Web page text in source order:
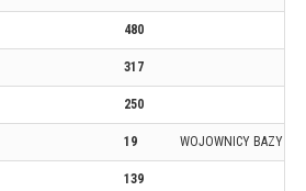
480
317
250
19 WOJOWNICY BAZY
139